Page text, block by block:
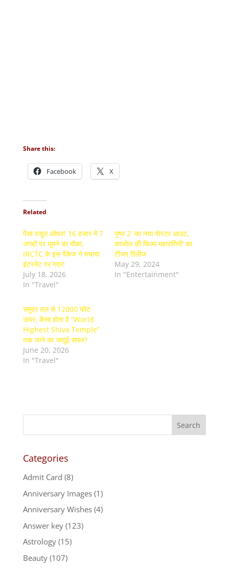
Share this:
Facebook X
Related
पैसा वसूल ऑफर! 16 हजार में 7
जगहों पर घूमने का मौका,
IRCTC के इस पैकेज ने मचाया
इंटरनेट पर गदर!
July 18, 2026
In "Travel"
पुष्पा 2′ का नया पोस्टर आउट,
काजोल की फिल्म महारागिनी’ का
टीजर रिलीज
May 29, 2024
In "Entertainment"
समुद्र तल से 12000 फीट
ऊपर, कैसा होता है “World
Highest Shiva Temple”
तक जाने का जादुई सफर?
June 20, 2026
In "Travel"
Categories
Admit Card (8)
Anniversary Images(1)
Anniversary Wishes(4)
Answer key(123)
Astrology(15)
Beauty(107)